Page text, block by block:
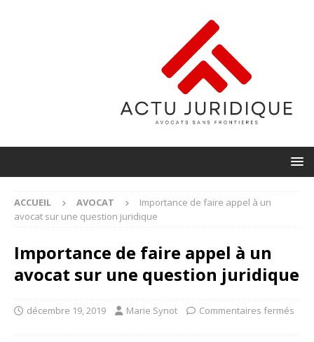
ACCUEIL AVOCAT
Importance de faire appel à un
avocat sur une question juridique
Importance de faire appel à un
avocat sur une question juridique
décembre 19, 2019 Marie Synot Commentaires fermés